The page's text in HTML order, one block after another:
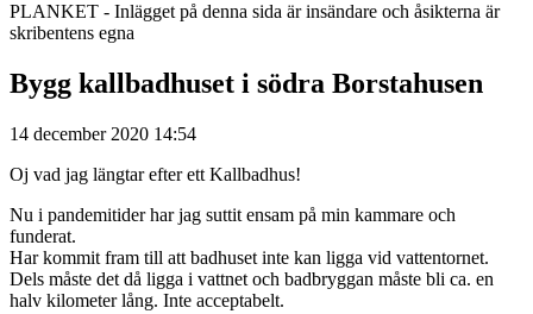
PLANKET - Inlägget på denna sida är insändare och åsikterna är
skribentens egna
Bygg kallbadhuset i södra Borstahusen
14 december 2020 14:54
Oj vad jag längtar efter ett Kallbadhus!
Nu i pandemitider har jag suttit ensam på min kammare och
funderat.
Har kommit fram till att badhuset inte kan ligga vid vattentornet.
Dels måste det då ligga i vattnet och badbryggan måste bli ca. en
halv kilometer lång. Inte acceptabelt.